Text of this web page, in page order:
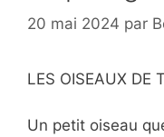
20 mai 2024 par
LES OISEAUX DE
Un petit oiseau